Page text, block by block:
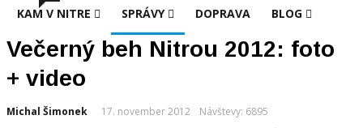
KAM V NITRE SPRÁVY DOPRAVA BLOG
Večerný beh Nitrou 2012: foto
+ video
Michal Šimonek 17. november 2012 Návštevy: 6895